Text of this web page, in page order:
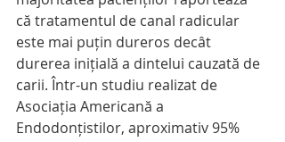
că tratamentul de canal radicular
este mai puțin dureros decât
durerea inițială a dintelui cauzată de
carii. Într-un studiu realizat de
Asociația Americană a
Endodonțistilor, aproximativ 95%